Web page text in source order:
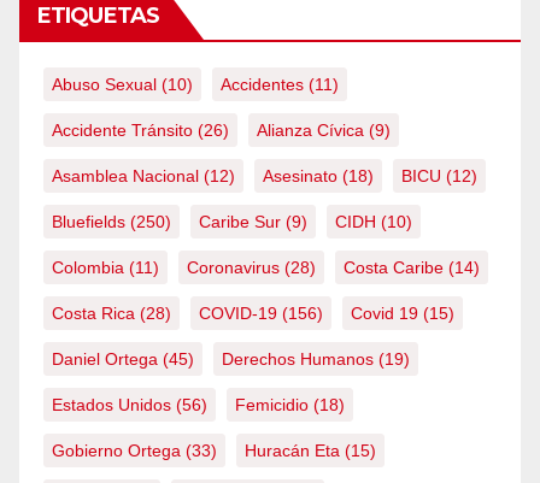
ETIQUETAS
Abuso Sexual (10) Accidentes (11)
Accidente Tránsito (26) Alianza Cívica (9)
Asamblea Nacional (12) Asesinato (18) BICU (12)
Bluefields (250) Caribe Sur (9) CIDH (10)
Colombia (11) Coronavirus (28) Costa Caribe (14)
Costa Rica (28) COVID-19 (156) Covid 19 (15)
Daniel Ortega (45) Derechos Humanos (19)
Estados Unidos (56) Femicidio (18)
Gobierno Ortega (33) Huracán Eta (15)